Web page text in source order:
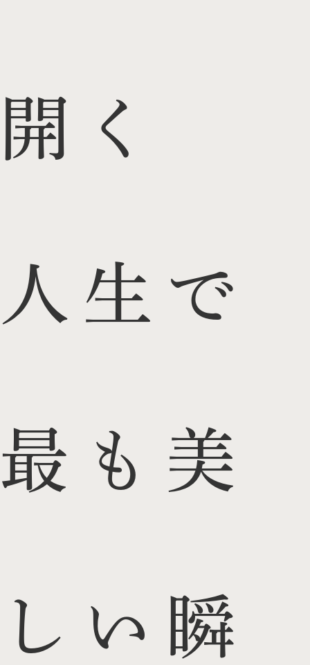
開く
人生で
最も美
しい瞬